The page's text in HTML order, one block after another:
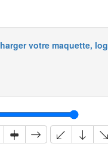
votre maquette,